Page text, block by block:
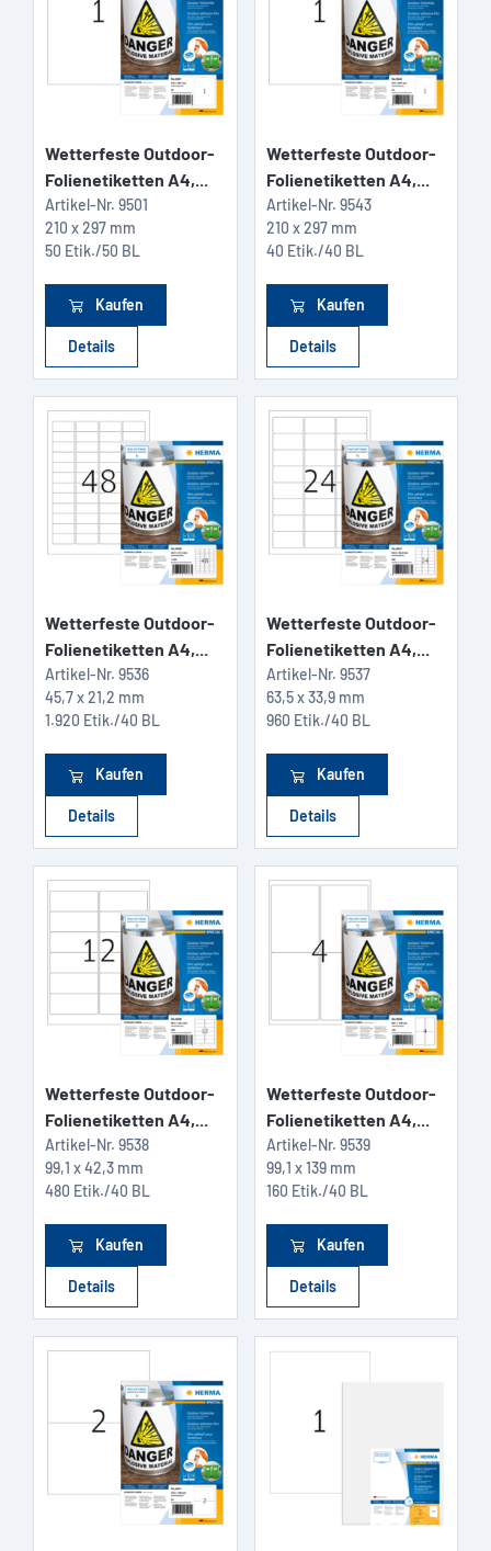
Wetterfeste Outdoor-
Folienetiketten A4,...
Artikel-Nr. 9501
210 x 297 mm
50 Etik./50 BL
Kaufen
Details
Wetterfeste Outdoor-
Folienetiketten A4,...
Artikel-Nr. 9543
210 x 297 mm
40 Etik./40 BL
Kaufen
Details
Wetterfeste Outdoor-
Folienetiketten A4,...
Artikel-Nr. 9536
45,7 x 21,2 mm
1.920 Etik./40 BL
Kaufen
Details
Wetterfeste Outdoor-
Folienetiketten A4,...
Artikel-Nr. 9537
63,5 x 33,9 mm
960 Etik./40 BL
Kaufen
Details
Wetterfeste Outdoor-
Folienetiketten A4,...
Artikel-Nr. 9538
99,1 x 42,3 mm
480 Etik./40 BL
Kaufen
Details
Wetterfeste Outdoor-
Folienetiketten A4,...
Artikel-Nr. 9539
99,1 x 139 mm
160 Etik./40 BL
Kaufen
Details